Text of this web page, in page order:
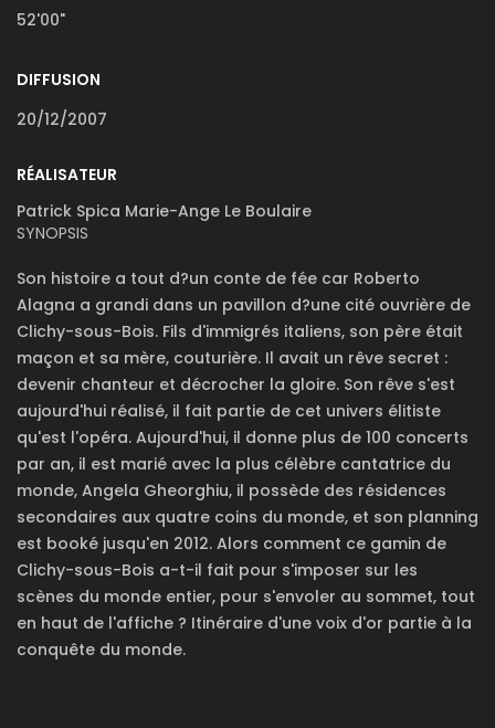
52'00"
DIFFUSION
20/12/2007
RÉALISATEUR
Patrick Spica Marie-Ange Le Boulaire
SYNOPSIS
Son histoire a tout d?un conte de fée car Roberto
Alagna a grandi dans un pavillon d?une cité ouvrière de
Clichy-sous-Bois. Fils d'immigrés italiens, son père était
maçon et sa mère, couturière. Il avait un rêve secret :
devenir chanteur et décrocher la gloire. Son rêve s'est
aujourd'hui réalisé, il fait partie de cet univers élitiste
qu'est l'opéra. Aujourd'hui, il donne plus de 100 concerts
par an, il est marié avec la plus célèbre cantatrice du
monde, Angela Gheorghiu, il possède des résidences
secondaires aux quatre coins du monde, et son planning
est booké jusqu'en 2012. Alors comment ce gamin de
Clichy-sous-Bois a-t-il fait pour s'imposer sur les
scènes du monde entier, pour s'envoler au sommet, tout
en haut de l'affiche ? Itinéraire d'une voix d'or partie à la
conquête du monde.